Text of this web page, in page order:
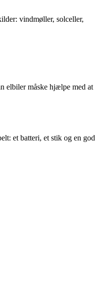
vindmøller, solceller,
elbiler måske hjælpe med at
et batteri, et stik og en god